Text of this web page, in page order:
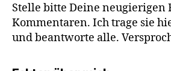
Stelle bitte Deine neugierigen
Kommentaren. Ich trage sie
und beantworte alle.